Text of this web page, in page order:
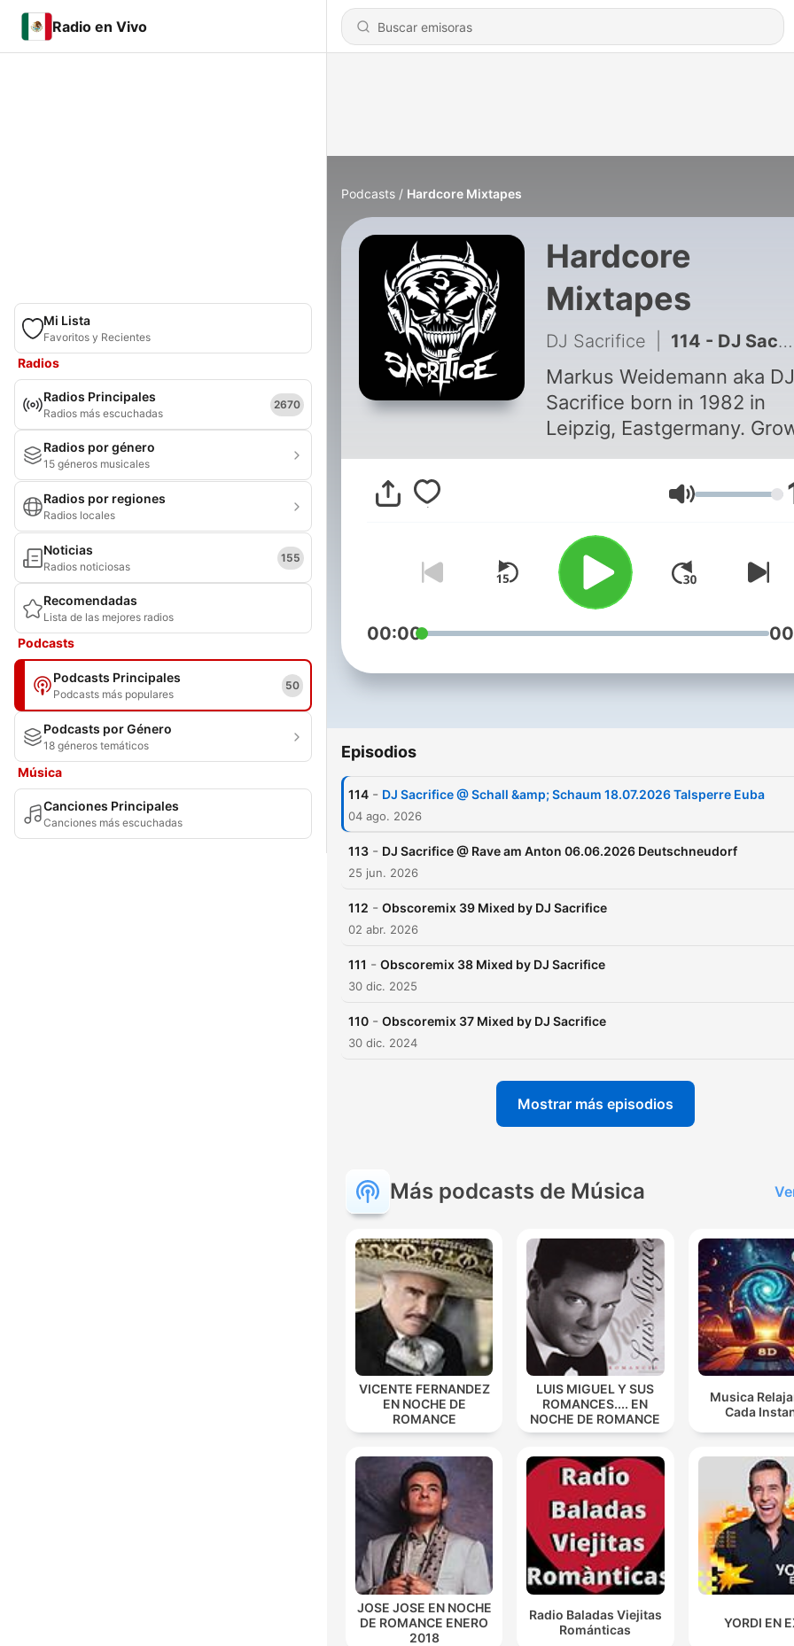
Radio en Vivo
Mi Lista
Favoritos y Recientes
Radios
Radios Principales
Radios más escuchadas
2670
Radios por género
15 géneros musicales
Radios por regiones
Radios locales
Noticias
Radios noticiosas
155
Recomendadas
Lista de las mejores radios
Podcasts
Podcasts Principales
Podcasts más populares
50
Podcasts por Género
18 géneros temáticos
Música
Canciones Principales
Canciones más escuchadas
Podcasts Hardcore Mixtapes
Hardcore
Mixtapes
DJ Sacrifice 114 - DJ Sacrifice @ Schall &amp; Schaum 18.07.2026 Talsperre Euba
Markus Weidemann aka DJ
Sacrifice born in 1982 in
Leipzig, Eastgermany.
up and dominated by the
sound of the 90s hardcore
gabberscene. In 1999 he
his first DJ-gig. Many local
followed. In 2002 he began
produce. The first song was
released in late 2002 on the
eponymous compilation
The years After 2002 he
Pseudonyms in the areas
Speedcore. Since 2010 he
dedicated himself 100%
speed characterizes his
throughout Europe. He
Hardcore and he Love it to
via Vinyl. But even with
boil over. On this Channel
find the latest Liverecords &
Volumen
00:00
Episodios
114 - DJ Sacrifice @ Schall &amp; Schaum 18.07.2026 Talsperre Euba
04 ago. 2026
113 - DJ Sacrifice @ Rave am Anton 06.06.2026 Deutschneudorf
25 jun. 2026
112 - Obscoremix 39 Mixed by DJ Sacrifice
02 abr. 2026
111 - Obscoremix 38 Mixed by DJ Sacrifice
30 dic. 2025
110 - Obscoremix 37 Mixed by DJ Sacrifice
30 dic. 2024
Mostrar más episodios
Más podcasts de Música
VICENTE FERNANDEZ
EN NOCHE DE
ROMANCE
LUIS MIGUEL Y SUS
ROMANCES.... EN
NOCHE DE ROMANCE
Musica
Cada
JOSE JOSE EN NOCHE
DE ROMANCE ENERO
2018
Radio Baladas Viejitas
Románticas
YORDI EN